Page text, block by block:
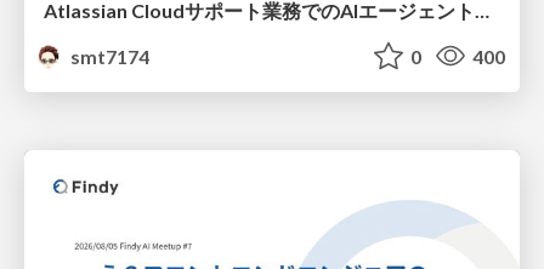
smt7174
0 400